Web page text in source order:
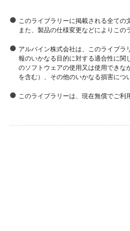
このライブラリーに掲載される全て
また、製品の仕様変更などによりこ
アルパイン株式会社は、このライブ
報のいかなる目的に対する適合性に関
のソフトウェアの使用又は使用できな
を含む）、その他のいかなる損害に
このライブラリーは、現在無償でご